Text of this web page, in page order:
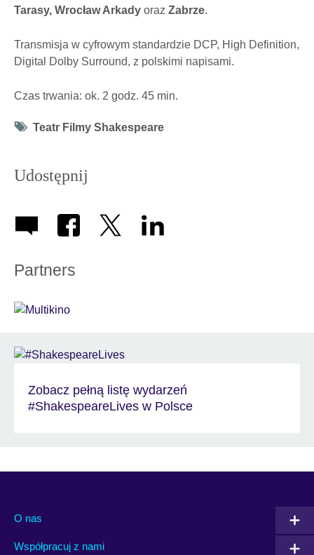
Tarasy, Wrocław Arkady oraz Zabrze.
Transmisja w cyfrowym standardzie DCP, High Definition,
Digital Dolby Surround, z polskimi napisami.
Czas trwania: ok. 2 godz. 45 min.
Tag
Teatr Filmy Shakespeare
Udostępnij
Partners
Zobacz pełną listę wydarzeń
#ShakespeareLives w Polsce
O nas
Współpracuj z nami